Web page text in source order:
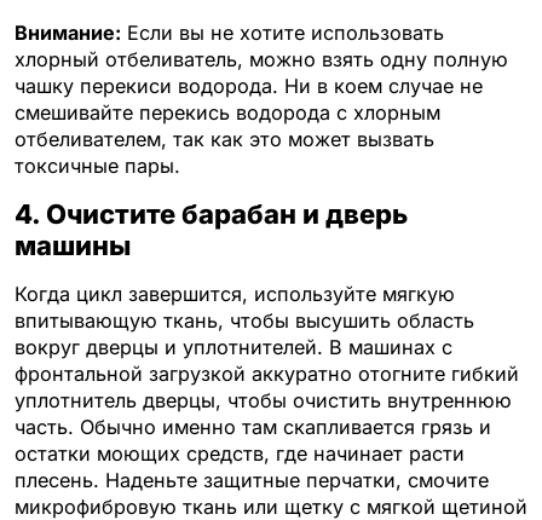
Внимание: Если вы не хотите использовать
хлорный отбеливатель, можно взять одну полную
чашку перекиси водорода. Ни в коем случае не
смешивайте перекись водорода с хлорным
отбеливателем, так как это может вызвать
токсичные пары.
4. Очистите барабан и дверь
машины
Когда цикл завершится, используйте мягкую
впитывающую ткань, чтобы высушить область
вокруг дверцы и уплотнителей. В машинах с
фронтальной загрузкой аккуратно отогните гибкий
уплотнитель дверцы, чтобы очистить внутреннюю
часть. Обычно именно там скапливается грязь и
остатки моющих средств, где начинает расти
плесень. Наденьте защитные перчатки, смочите
микрофибровую ткань или щетку с мягкой щетиной